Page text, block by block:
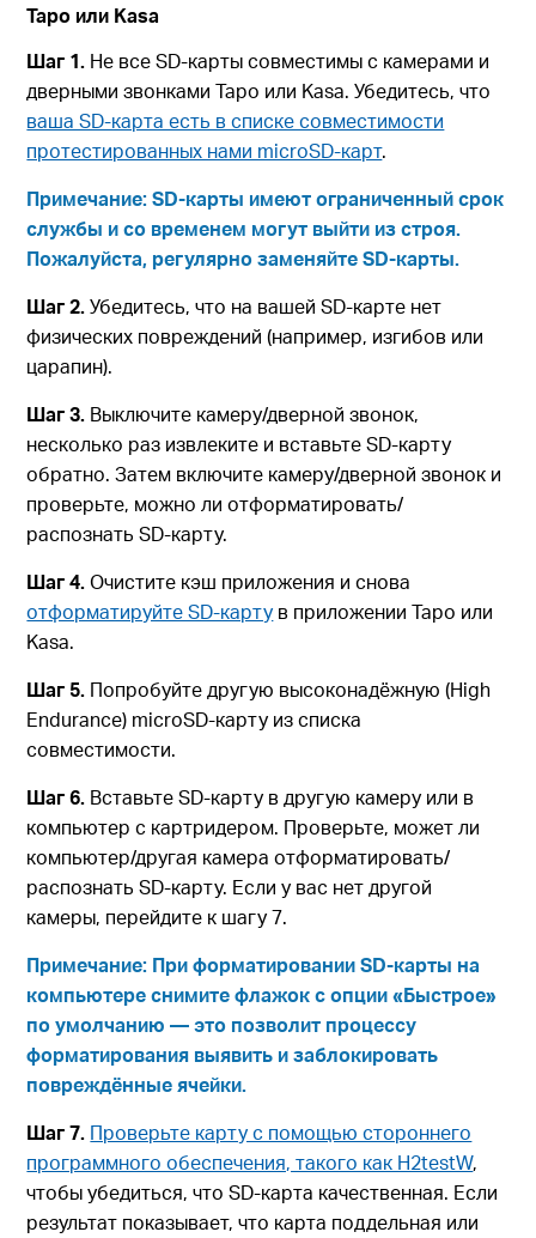
Tapo или Kasa
Шаг 1. Не все SD-карты совместимы с камерами и
дверными звонками Tapo или Kasa. Убедитесь, что
ваша SD-карта есть в списке совместимости
протестированных нами microSD-карт.
Примечание: SD-карты имеют ограниченный срок
службы и со временем могут выйти из строя.
Пожалуйста, регулярно заменяйте SD-карты.
Шаг 2.Убедитесь, что на вашей SD-карте нет
физических повреждений (например, изгибов или
царапин).
Шаг 3. Выключите камеру/дверной звонок,
несколько раз извлеките и вставьте SD-карту
обратно. Затем включите камеру/дверной звонок и
проверьте, можно ли отформатировать/
распознать SD-карту.
Шаг 4.Очистите кэш приложения и снова
отформатируйте SD-карту в приложении Tapo или
Kasa.
Шаг 5. Попробуйте другую высоконадёжную (High
Endurance) microSD-карту из списка
совместимости.
Шаг 6. Вставьте SD-карту в другую камеру или в
компьютер с картридером. Проверьте, может ли
компьютер/другая камера отформатировать/
распознать SD-карту. Если у вас нет другой
камеры, перейдите к шагу 7.
Примечание: При форматировании SD-карты на
компьютере снимите флажок с опции «Быстрое»
по умолчанию — это позволит процессу
форматирования выявить и заблокировать
повреждённые ячейки.
Шаг 7. Проверьте карту с помощью стороннего
программного обеспечения, такого как H2testW,
чтобы убедиться, что SD-карта качественная. Если
результат показывает, что карта поддельная или